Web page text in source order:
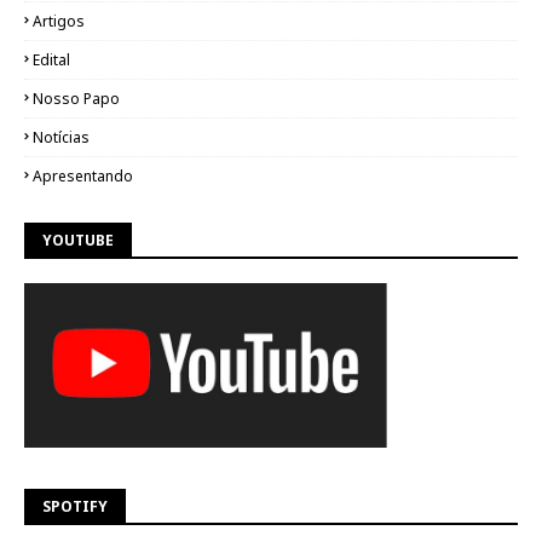
Artigos
Edital
Nosso Papo
Notícias
Apresentando
YOUTUBE
SPOTIFY